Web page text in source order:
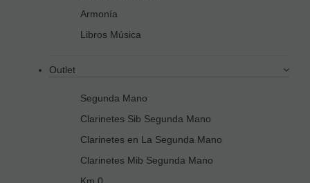
Armonía
Libros Música
Outlet
Segunda Mano
Clarinetes Sib Segunda Mano
Clarinetes en La Segunda Mano
Clarinetes Mib Segunda Mano